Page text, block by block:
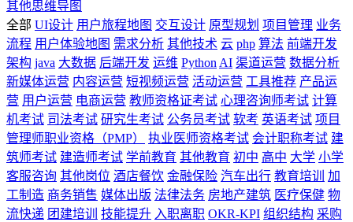
其他思维导图
全部 UI设计 用户旅程地图 交互设计 原型规划 项目管理 业务
流程 用户体验地图 需求分析 其他技术 云 php 算法 前端开发
架构 java 大数据 后端开发 运维 Python AI 渠道运营 数据分析
新媒体运营 内容运营 短视频运营 活动运营 工具推荐 产品运
营 用户运营 电商运营 教师资格证考试 心理咨询师考试 计算
机考试 司法考试 研究生考试 公务员考试 软考 英语考试 项目
管理师职业资格（PMP）
执业医师资格考试 会计职称考试 建
筑师考试 建造师考试 学前教育 其他教育 初中 高中 大学 小学
客服咨询 其他岗位 酒店餐饮 金融保险 汽车出行 教育培训
加
工制造 商务销售 媒体出版 法律法务 房地产建筑 医疗保健 物
流快递 团建培训 技能提升 入职离职 OKR-KPI 组织结构 采购